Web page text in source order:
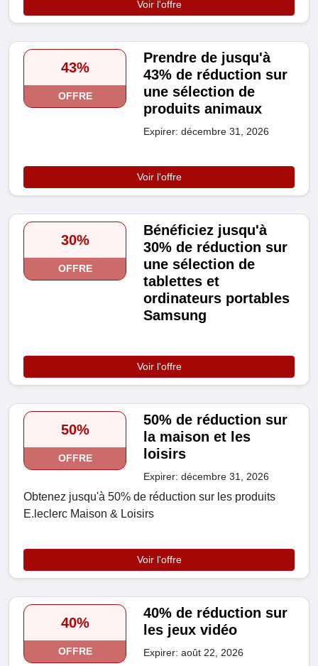
Voir l'offre
43%
OFFRE
Prendre de jusqu'à
43% de réduction sur
une sélection de
produits animaux
Expirer: décembre 31, 2026
Voir l'offre
30%
OFFRE
Bénéficiez jusqu'à
30% de réduction sur
une sélection de
tablettes et
ordinateurs portables
Samsung
Voir l'offre
50%
OFFRE
50% de réduction sur
la maison et les
loisirs
Expirer: décembre 31, 2026
Obtenez jusqu'à 50% de réduction sur les produits
E.leclerc Maison & Loisirs
Voir l'offre
40%
OFFRE
40% de réduction sur
les jeux vidéo
Expirer: août 22, 2026